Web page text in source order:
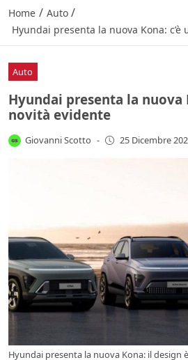
Home / Auto /
Hyundai presenta la nuova Kona:
Auto
Hyundai presenta la nuova
novità evidente
Giovanni Scotto - 25 Dicembre
Hyundai presenta la nuova Kona: il design